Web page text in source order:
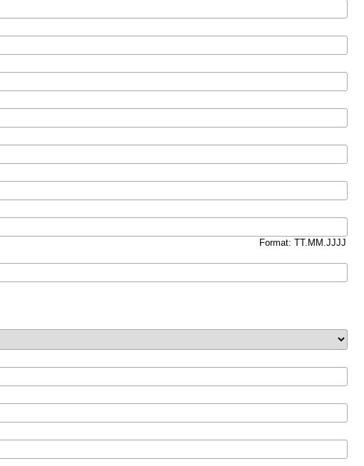
Format: TT.MM.JJJJ